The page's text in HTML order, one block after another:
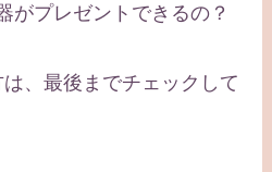
がプレゼントできるの？
、最後までチェックして